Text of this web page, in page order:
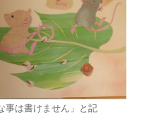
事は書けません」と記